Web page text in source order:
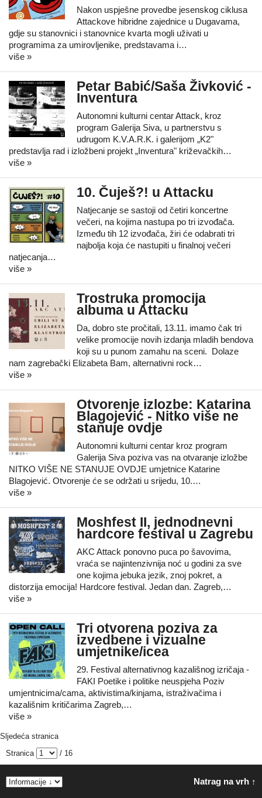
Nakon uspješne provedbe jesenskog ciklusa
Attackove hibridne zajednice u Dugavama,
gdje su stanovnici i stanovnice kvarta mogli uživati u
programima za umirovljenike, predstavama i…
više »
Petar Babić/Saša Živković -
Inventura
Autonomni kulturni centar Attack, kroz
program Galerija Siva, u partnerstvu s
udrugom K.V.A.R.K. i galerijom „K2"
predstavlja rad i izložbeni projekt „Inventura" križevačkih…
više »
10. Čuješ?! u Attacku
Natjecanje se sastoji od četiri koncertne
večeri, na kojima nastupa po tri izvođača.
Između tih 12 izvođača, žiri će odabrati tri
najbolja koja će nastupiti u finalnoj večeri
natjecanja…
više »
Trostruka promocija
albuma u Attacku
Da, dobro ste pročitali, 13.11. imamo čak tri
velike promocije novih izdanja mladih bendova
koji su u punom zamahu na sceni. Dolaze
nam zagrebački Elizabeta Bam, alternativni rock…
više »
Otvorenje izlozbe: Katarina
Blagojević - Nitko više ne
stanuje ovdje
Autonomni kulturni centar kroz program
Galerija Siva poziva vas na otvaranje izložbe
NITKO VIŠE NE STANUJE OVDJE umjetnice Katarine
Blagojević. Otvorenje će se održati u srijedu, 10.…
više »
Moshfest II, jednodnevni
hardcore festival u Zagrebu
AKC Attack ponovno puca po šavovima,
vraća se najintenzivnija noć u godini za sve
one kojima jebuka jezik, znoj pokret, a
distorzija emocija! Hardcore festival. Jedan dan. Zagreb,…
više »
Tri otvorena poziva za
izvedbene i vizualne
umjetnike/icea
29. Festival alternativnog kazališnog izričaja -
FAKI Poetike i politike neuspjeha Poziv
umjentnicima/cama, aktivistima/kinjama, istraživačima i
kazališnim kritičarima Zagreb,…
više »
Sljedeća stranica
Stranica
/ 16
Natrag na vrh ↑